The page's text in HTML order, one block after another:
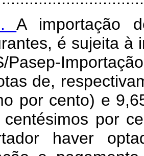
A importação
é sujeita à
Pasep-
de,
por cento) e
centésimos por
haver